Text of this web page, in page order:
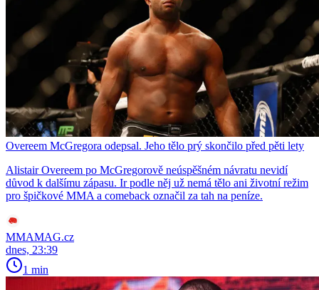
Overeem McGregora odepsal. Jeho tělo prý skončilo před pěti lety
Alistair Overeem po McGregorově neúspěšném návratu nevidí
důvod k dalšímu zápasu. Ir podle něj už nemá tělo ani životní režim
pro špičkové MMA a comeback označil za tah na peníze.
MMAMAG.cz
dnes, 23:39
1 min